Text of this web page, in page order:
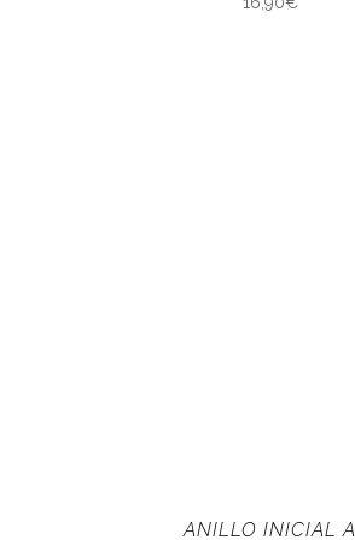
ANILLO INICIAL A